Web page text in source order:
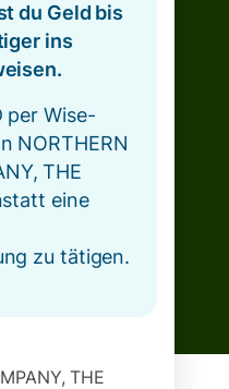
du Geld bis
ins
per Wise-
NORTHERN
THE
eine
zu tätigen.
THE